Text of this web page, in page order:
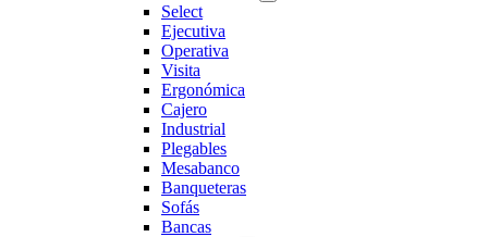
Select
Ejecutiva
Operativa
Visita
Ergonómica
Cajero
Industrial
Plegables
Mesabanco
Banqueteras
Sofás
Bancas